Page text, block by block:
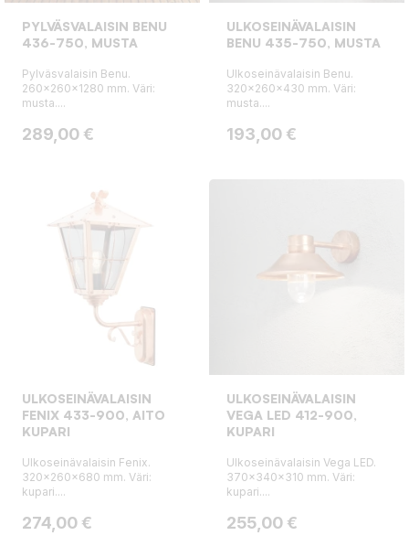
PYLVÄSVALAISIN BENU
436-750, MUSTA
Pylväsvalaisin Benu.
260x260x1280 mm. Väri:
musta....
Hinta
289,00 €
ULKOSEINÄVALAISIN
BENU 435-750, MUSTA
Ulkoseinävalaisin Benu.
320x260x430 mm. Väri:
musta....
Hinta
193,00 €
ULKOSEINÄVALAISIN
FENIX 433-900, AITO
KUPARI
Ulkoseinävalaisin Fenix.
320x260x680 mm. Väri:
kupari....
Hinta
274,00 €
ULKOSEINÄVALAISIN
VEGA LED 412-900,
KUPARI
Ulkoseinävalaisin Vega LED.
370x340x310 mm. Väri:
kupari....
Hinta
255,00 €